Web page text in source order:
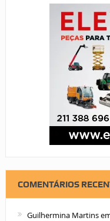
COMENTÁRIOS
Guilhermina Martins